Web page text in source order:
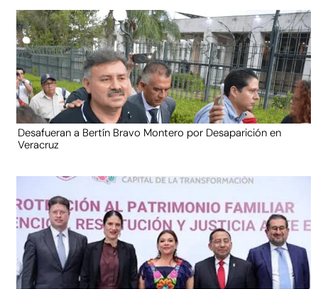
Desafueran a Bertín Bravo Montero por Desaparición en
Veracruz